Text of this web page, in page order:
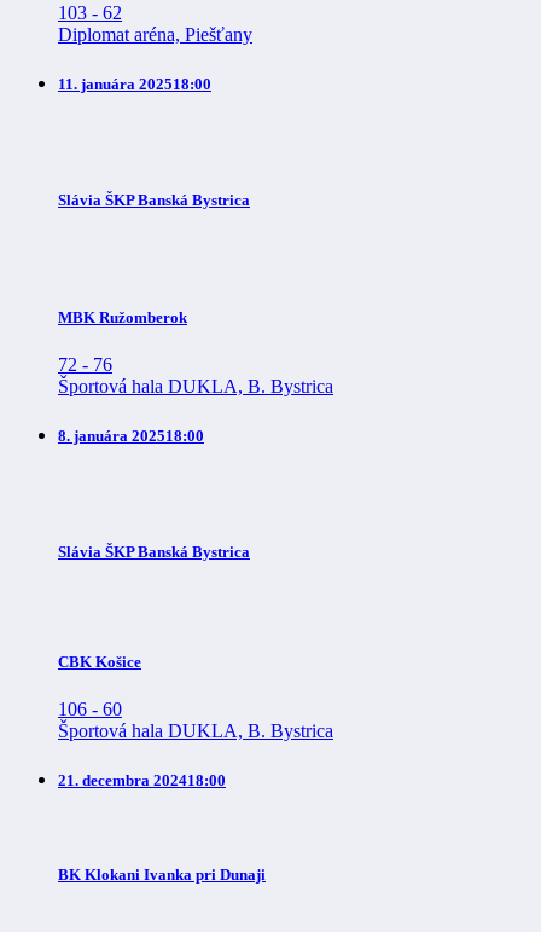
103 - 62
Diplomat aréna, Piešťany
11. januára 202518:00
Slávia ŠKP Banská Bystrica
MBK Ružomberok
72 - 76
Športová hala DUKLA, B. Bystrica
8. januára 202518:00
Slávia ŠKP Banská Bystrica
CBK Košice
106 - 60
Športová hala DUKLA, B. Bystrica
21. decembra 202418:00
BK Klokani Ivanka pri Dunaji